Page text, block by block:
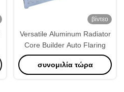
βίντεο
Versatile Aluminum Radiator
Core Builder Auto Flaring
συνομιλία τώρα